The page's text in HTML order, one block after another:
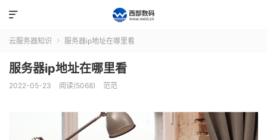

云服务器知识  服务器ip地址在哪里看
服务器ip地址在哪里看
2022-05-23 阅读(5068) 范范